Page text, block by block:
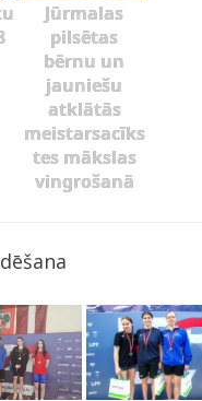
Jūrmalas
pilsētas
bērnu un
jauniešu
atklātās
meistarsacīks
tes mākslas
vingrošanā